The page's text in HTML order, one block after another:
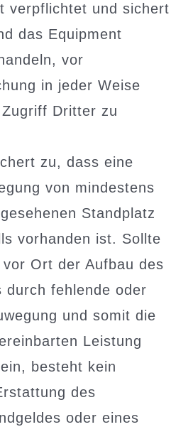
verpflichtet und sichert
das Equipment
vor
in jeder Weise
Dritter zu
zu, dass eine
von mindestens
Standplatz
vorhanden ist. Sollte
Ort der Aufbau des
durch fehlende oder
und somit die
Leistung
besteht kein
des
oder eines